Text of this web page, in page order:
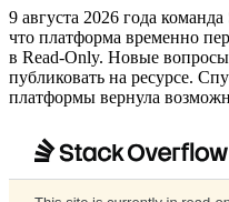
9 августа 2026 года
что платформа временно
в Read‑Only. Новые
публиковать на ресурсе.
платформы вернула